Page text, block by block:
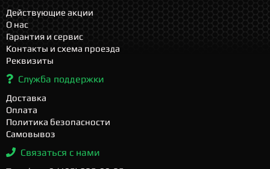
Действующие акции
О нас
Гарантия и сервис
Контакты и схема проезда
Реквизиты
Служба поддержки
Доставка
Оплата
Политика безопасности
Самовывоз
Связаться с нами